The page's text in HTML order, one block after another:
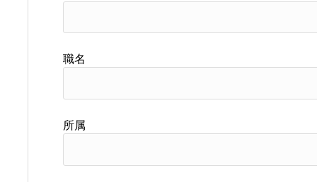
職名
所属